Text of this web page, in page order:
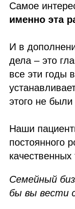
Самое
именно эта
И в
дела – это
все эти годы
этого не
Наши
постоянного
Семейный
бы вы вести